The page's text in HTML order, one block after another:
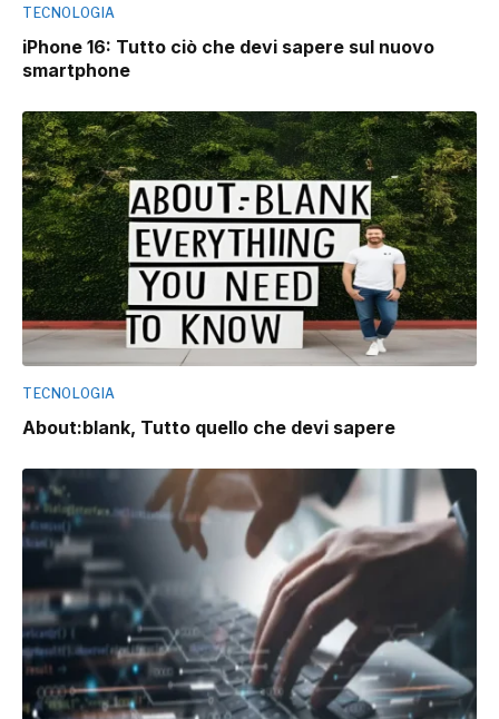
TECNOLOGIA
iPhone 16: Tutto ciò che devi sapere sul nuovo
smartphone
TECNOLOGIA
About:blank, Tutto quello che devi sapere